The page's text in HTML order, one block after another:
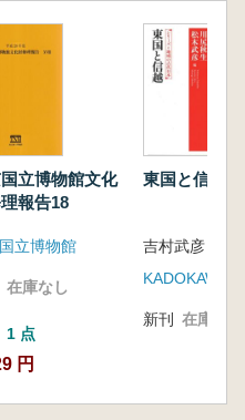
立博物館文化
報告18
立博物館
在庫なし
1 点
円
東国と信越
KADOKAWA
新刊 在庫なし